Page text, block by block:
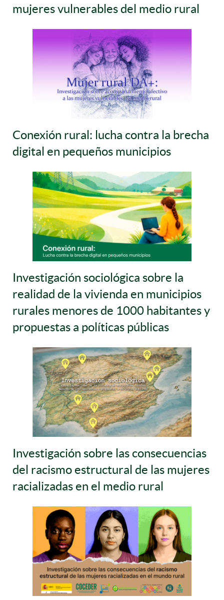
mujeres vulnerables del medio rural
Conexión rural: lucha contra la brecha
digital en pequeños municipios
Investigación sociológica sobre la
realidad de la vivienda en municipios
rurales menores de 1000 habitantes y
propuestas a políticas públicas
Investigación sobre las consecuencias
del racismo estructural de las mujeres
racializadas en el medio rural